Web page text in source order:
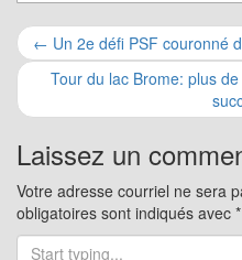
Navigation
pour
les
articles
← Un 2e défi PSF couronné
Tour du lac Brome: plus
Laissez un
Votre adresse courriel ne sera
obligatoires sont indiqués avec *